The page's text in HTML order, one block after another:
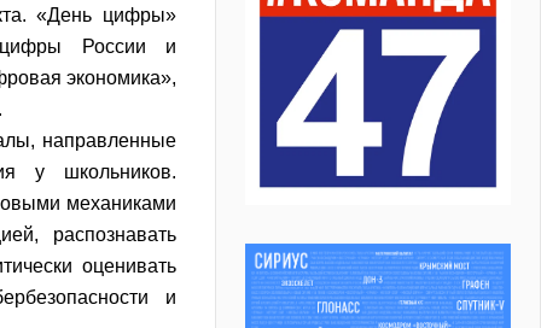
«День цифры»
России и
экономика»,
направленные
у школьников.
механиками
распознавать
оценивать
и